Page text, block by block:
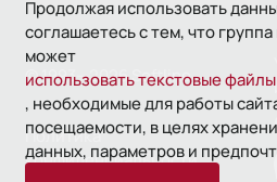
Продолжая использовать
соглашаетесь с тем, что
может
использовать текстовые
, необходимые для работы
посещаемости, в целях
данных, параметров и
© 1993—2026 Softline
Политика
конфиденциальности